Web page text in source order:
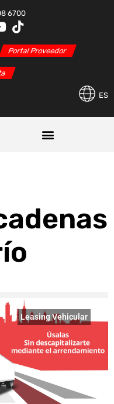
6700
Portal Proveedor
ES
Leasing Vehicular